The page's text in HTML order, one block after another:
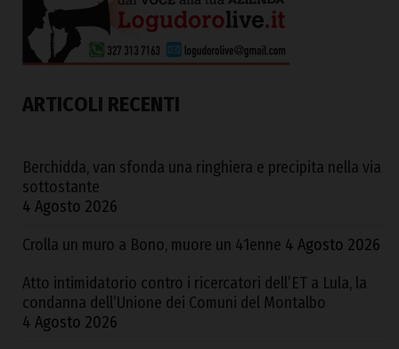
ARTICOLI RECENTI
Berchidda, van sfonda una ringhiera e precipita nella via
sottostante
4 Agosto 2026
Crolla un muro a Bono, muore un 41enne 4 Agosto 2026
Atto intimidatorio contro i ricercatori dell’ET a Lula, la
condanna dell’Unione dei Comuni del Montalbo
4 Agosto 2026